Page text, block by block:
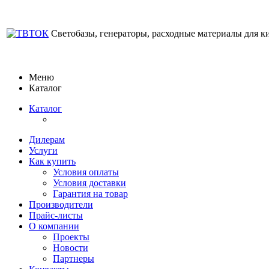
Светобазы, генераторы, расходные материалы для
Меню
Каталог
Каталог
Дилерам
Услуги
Как купить
Условия оплаты
Условия доставки
Гарантия на товар
Производители
Прайс-листы
О компании
Проекты
Новости
Партнеры